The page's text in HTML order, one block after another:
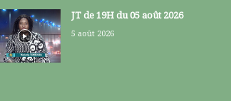
JT de 19H du 05 août 2026
5 août 2026